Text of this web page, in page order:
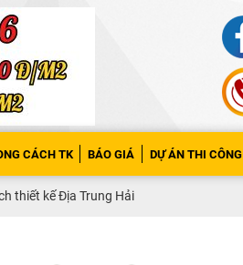
CÁCH TK BÁO GIÁ DỰ ÁN THI CÔNG
thiết kế Địa Trung Hải